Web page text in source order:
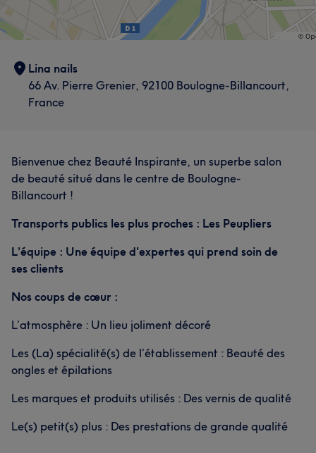
Lina nails
66 Av. Pierre Grenier, 92100 Boulogne-Billancourt,
France
Bienvenue chez Beauté Inspirante, un superbe salon
de beauté situé dans le centre de Boulogne-
Billancourt !
Transports publics les plus proches : Les Peupliers
L’équipe : Une équipe d'expertes qui prend soin de
ses clients
Nos coups de cœur :
L’atmosphère : Un lieu joliment décoré
Les (La) spécialité(s) de l’établissement : Beauté des
ongles et épilations
Les marques et produits utilisés : Des vernis de qualité
Le(s) petit(s) plus : Des prestations de grande qualité